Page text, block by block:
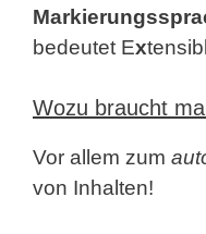
bedeutet Ex
Wozu braucht
Vor allem zum
von Inhalten!